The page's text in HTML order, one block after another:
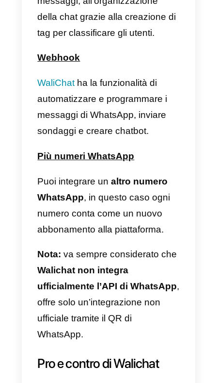
agente pagando una tariffa
mensile aggiuntiva per ciascuna
aggiunta.
Analisi
Per garantire la produttività del
team, la piattaforma fornisce
analisi sulle prestazioni
ciascun agente, con metriche su
ciascuna chat aperta, tempo di
risoluzione dei problemi, numero
di messaggi inviati e risposta
media della chat.
Strumenti di Chat
Dal lasciare note interne per
condividere informazioni rilevanti,
ai modelli per avere risposte